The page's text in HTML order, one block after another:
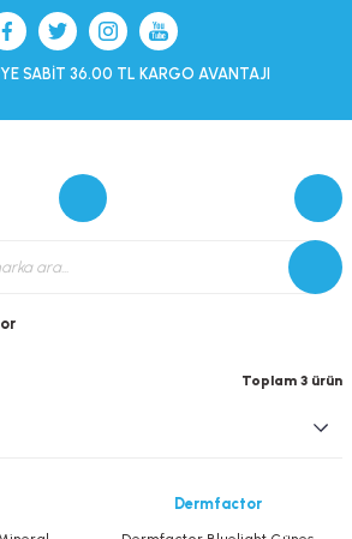
SABİT 36.00 TL KARGO AVANTAJI
Toplam 3 ürün
Dermfactor